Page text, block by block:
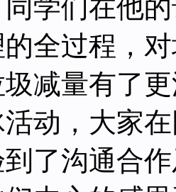
学们在他
全过程，
减量有了
动，大家
了沟通合